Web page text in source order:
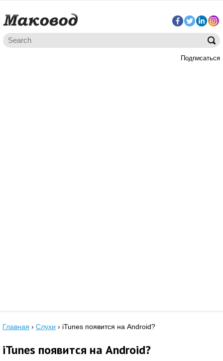
Подписаться
Главная › Слухи › iTunes появится на Android?
iTunes появится на Android?